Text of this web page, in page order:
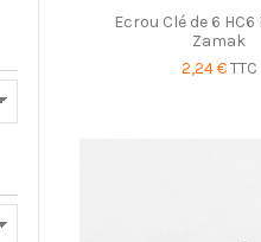
Ecrou Clé de 6 HC6
Zamak
2,24 €TTC